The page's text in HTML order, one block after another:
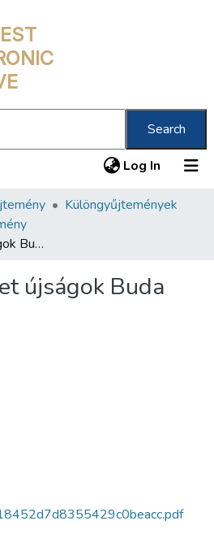
Search
Log In (current)
Különgyűjtemények
Egykorú német újságok Buda bevételéről
újságok Buda